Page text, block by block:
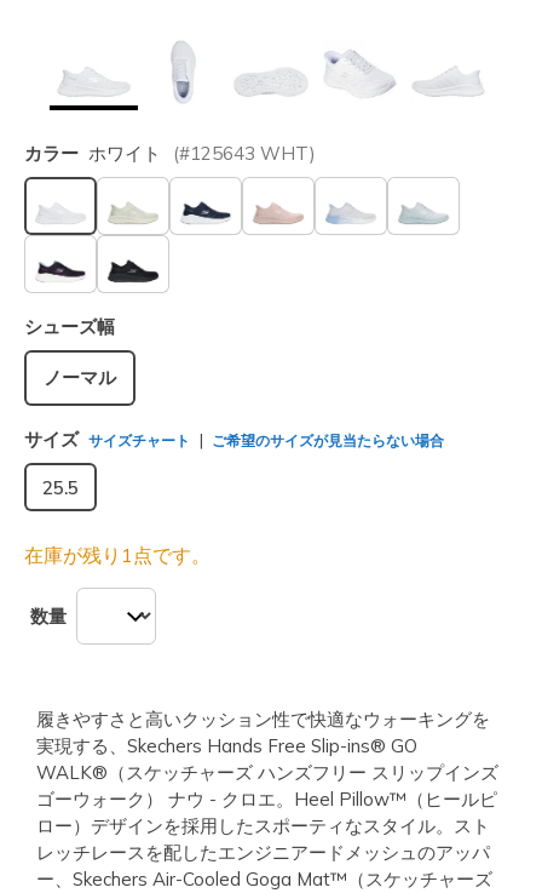
カラー ホワイト (#125643 WHT)
選択されました
シューズ幅
ノーマル
サイズ サイズチャート ご希望のサイズが見当たらない場合
25.5
在庫が残り1点です。
数量
履きやすさと高いクッション性で快適なウォーキングを
実現する、Skechers Hands Free Slip-ins® GO
WALK®（スケッチャーズ ハンズフリー スリップインズ
ゴーウォーク） ナウ - クロエ。Heel Pillow™（ヒールピ
ロー）デザインを採用したスポーティなスタイル。スト
レッチレースを配したエンジニアードメッシュのアッパ
ー、Skechers Air-Cooled Goga Mat™（スケッチャーズ